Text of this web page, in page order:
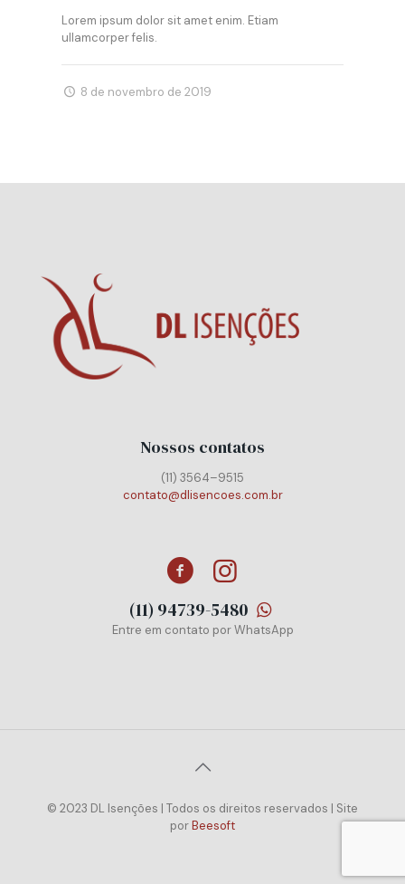
Lorem ipsum dolor sit amet enim. Etiam
ullamcorper felis.
8 de novembro de 2019
Nossos contatos
(11) 3564–9515
contato@dlisencoes.com.br
(11) 94739-5480
Entre em contato por WhatsApp
© 2023 DL Isenções | Todos os direitos reservados | Site
porBeesoft